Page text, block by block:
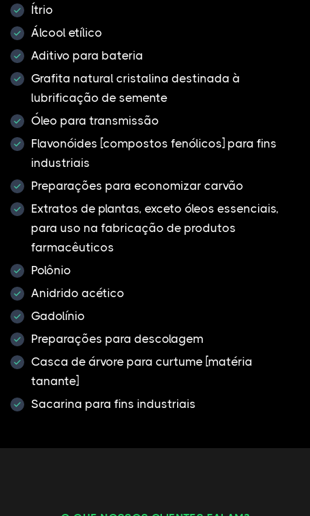
Ítrio
Álcool etílico
Aditivo para bateria
Grafita natural cristalina destinada à
lubrificação de semente
Óleo para transmissão
Flavonóides [compostos fenólicos] para fins
industriais
Preparações para economizar carvão
Extratos de plantas, exceto óleos essenciais,
para uso na fabricação de produtos
farmacêuticos
Polônio
Anidrido acético
Gadolínio
Preparações para descolagem
Casca de árvore para curtume [matéria
tanante]
Sacarina para fins industriais